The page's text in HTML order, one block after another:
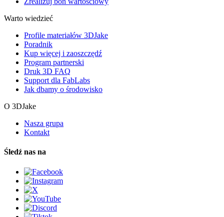
Warto wiedzieć
Profile materiałów 3DJake
Poradnik
Kup więcej i zaoszczędź
Program partnerski
Druk 3D FAQ
Support dla FabLabs
Jak dbamy o środowisko
O 3DJake
Nasza grupa
Kontakt
Śledź nas na